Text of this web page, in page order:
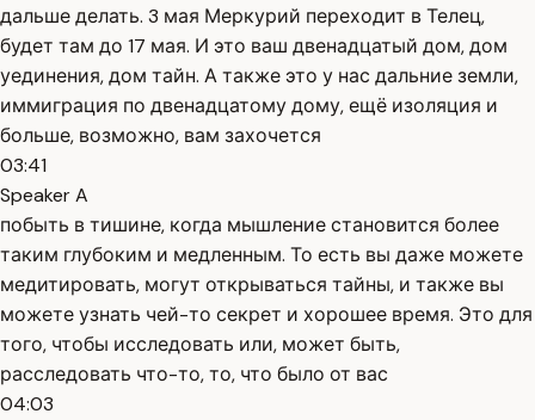
дальше делать. 3 мая Меркурий переходит в Телец,
будет там до 17 мая. И это ваш двенадцатый дом, дом
уединения, дом тайн. А также это у нас дальние земли,
иммиграция по двенадцатому дому, ещё изоляция и
больше, возможно, вам захочется
03:41
Speaker A
побыть в тишине, когда мышление становится более
таким глубоким и медленным. То есть вы даже можете
медитировать, могут открываться тайны, и также вы
можете узнать чей-то секрет и хорошее время. Это для
того, чтобы исследовать или, может быть,
расследовать что-то, то, что было от вас
04:03